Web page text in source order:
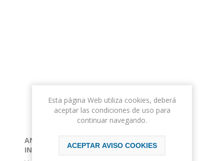
ANTRUEJO. EL MISTERIO DE LAS MÁSCARAS DE
INVIERNO
Esta página Web utiliza cookies, deberá
aceptar las condiciones de uso para
continuar navegando.
ACEPTAR AVISO COOKIES